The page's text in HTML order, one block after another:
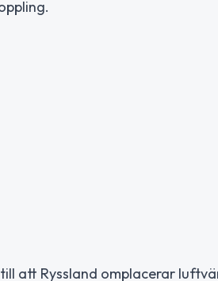
att Ryssland omplacerar